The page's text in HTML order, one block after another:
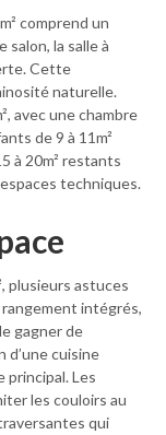
comprend un
salon, la salle à
Cette
naturelle.
avec une chambre
de 9 à 11m²
à 20m² restants
techniques.
plusieurs astuces
rangement intégrés,
gagner de
d’une cuisine
principal. Les
les couloirs au
qui